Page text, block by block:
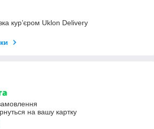
кур’єром Uklon Delivery
на вашу картку